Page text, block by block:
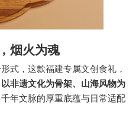
烟火为魂
式，这款福建专属文创食礼，
以非遗文化为骨架、山海风物为
年文脉的厚重底蕴与日常适配